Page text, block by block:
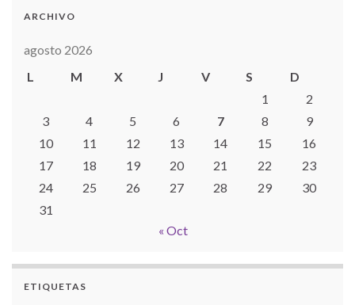
ARCHIVO
agosto 2026
L
M X J V S
D
1
2
3
4 5 6 7 8
9
10
11 12 13 14 15
16
17
18 19 20 21 22
23
24
25 26 27 28 29
30
31
« Oct
ETIQUETAS